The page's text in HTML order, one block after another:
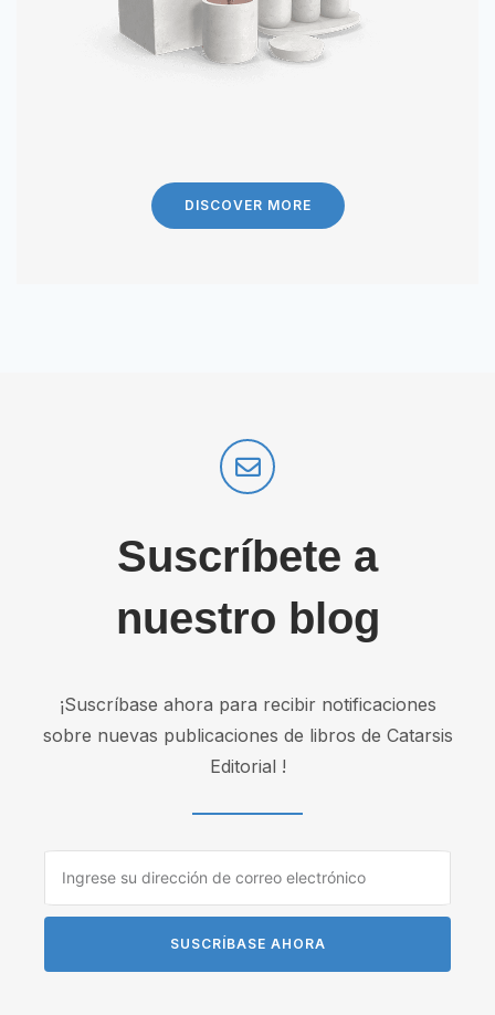
DISCOVER MORE
Suscríbete a
nuestro blog
¡Suscríbase ahora para recibir notificaciones
sobre nuevas publicaciones de libros de Catarsis
Editorial !
SUSCRÍBASE AHORA